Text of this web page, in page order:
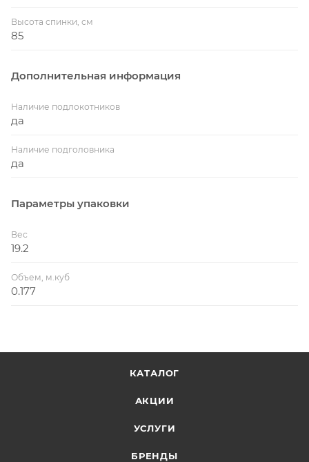
Высота спинки, см
85
Дополнительная информация
Наличие подлокотников
да
Наличие подголовника
да
Параметры упаковки
Вес
19.2
Объем, м.куб
0.177
КАТАЛОГ
АКЦИИ
УСЛУГИ
БРЕНДЫ